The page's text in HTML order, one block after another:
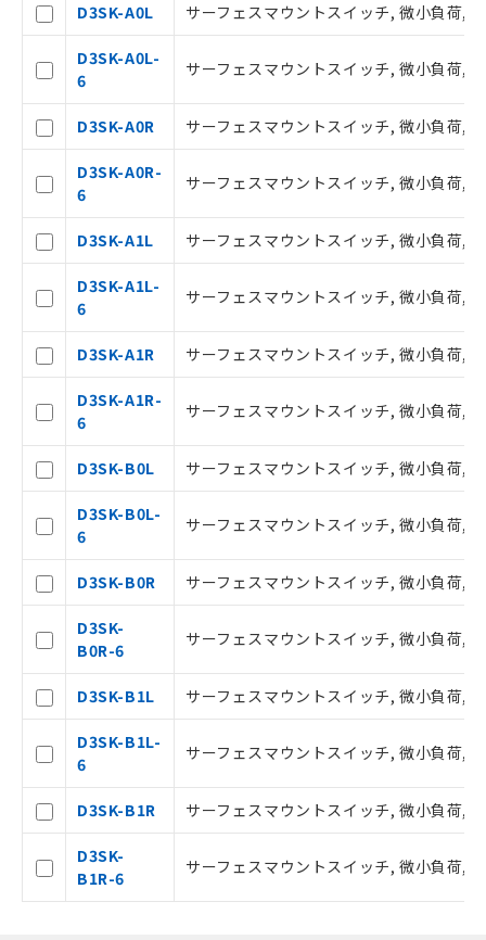
D3SK-A0L サーフェスマウントスイッチ, 微小負荷,
D3SK-A0L-
6
サーフェスマウントスイッチ, 微小負荷,
D3SK-A0R サーフェスマウントスイッチ, 微小負荷,
D3SK-A0R-
6
サーフェスマウントスイッチ, 微小負荷,
D3SK-A1L サーフェスマウントスイッチ, 微小負荷,
D3SK-A1L-
6
サーフェスマウントスイッチ, 微小負荷,
D3SK-A1R サーフェスマウントスイッチ, 微小負荷,
D3SK-A1R-
6
サーフェスマウントスイッチ, 微小負荷,
D3SK-B0L サーフェスマウントスイッチ, 微小負荷,
D3SK-B0L-
6
サーフェスマウントスイッチ, 微小負荷,
D3SK-B0R サーフェスマウントスイッチ, 微小負荷,
D3SK-
B0R-6
サーフェスマウントスイッチ, 微小負荷,
D3SK-B1L サーフェスマウントスイッチ, 微小負荷,
D3SK-B1L-
6
サーフェスマウントスイッチ, 微小負荷,
D3SK-B1R サーフェスマウントスイッチ, 微小負荷,
D3SK-
B1R-6
サーフェスマウントスイッチ, 微小負荷,
記
号
説明
在庫なし(最新の在庫状況につ
いては、お客様のお取引先、ま
たはお客様担当のオムロン制御
機器販売店・当社販売員にご確
空
白
受注生産機種、また在庫状況の
情報を公開していない機種
ご利用条件
以下の条件をお読みいただき、同意のうえ
ご利用ください。
本サービスは、当社制御機器事業取扱
商品の当社在庫状況および標準価格(税
当社制御機器事業取扱商品の中には、
本サービスの対象外となる商品もある
ことをご了承ください。
在庫状況および標準価格照会結果は、
タに基づき作成されるものであり、閲
覧された時点での実際の在庫および標
準価格とは異なる場合があることをご
了承ください。
様のお取引先、またはお客様担当のオ
ムロン制御機器販売店・当社販売員に
ご相談ください。
オムロン制御機器販売店や当社販売拠
ください。
在庫状況および標準価格結果を当社の
示しないようお願いします。
ビス）をご利用いただくには、I-Web
メンバーズにご登録されている必要が
あります。
お客様が当ウェブサイト上で当社にご
および当社の共同利用者が、当社の製
品・サービスに関するお客様との取
をご了承ください。